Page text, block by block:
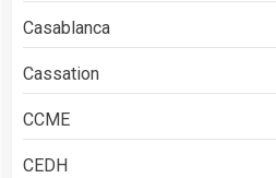
Casablanca
Cassation
CCME
CEDH